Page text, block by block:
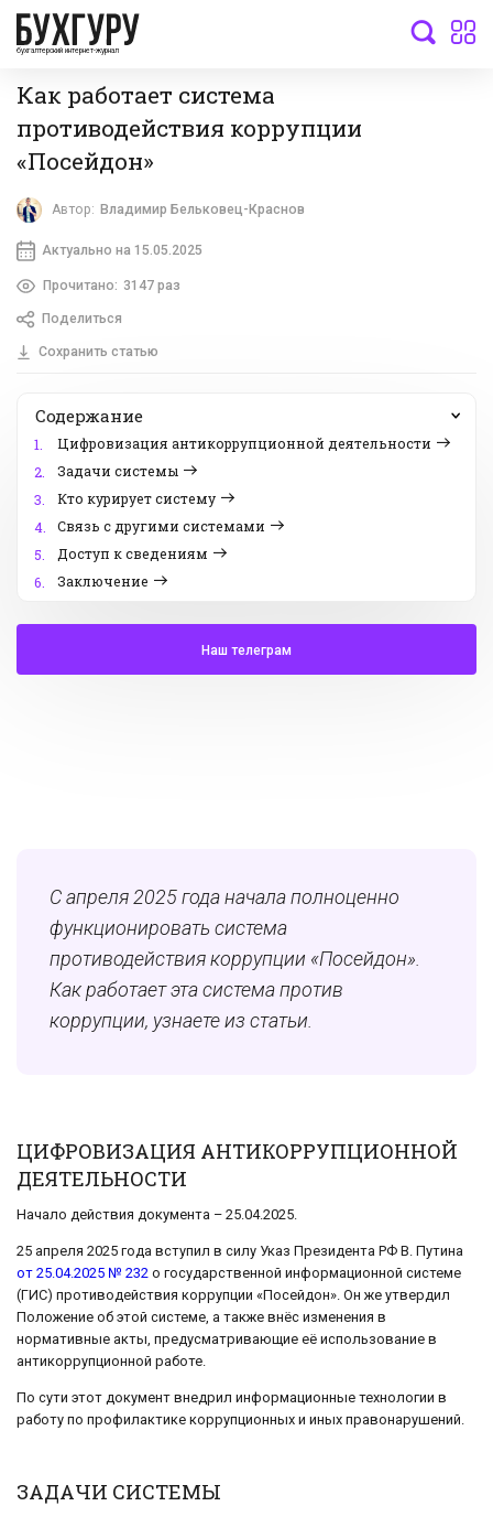
бухгалтерский интернет-журнал
Как работает система
противодействия коррупции
«Посейдон»
Автор: Владимир Бельковец-Краснов
Актуально на 15.05.2025
Прочитано: 3147 раз
Поделиться
Сохранить статью
Содержание
1.
Цифровизация антикоррупционной деятельности
2.
Задачи системы
3.
Кто курирует систему
4.
Связь с другими системами
5.
Доступ к сведениям
6.
Заключение
Наш телеграм
С апреля 2025 года начала полноценно
функционировать система
противодействия коррупции «Посейдон».
Как работает эта система против
коррупции, узнаете из статьи.
ЦИФРОВИЗАЦИЯ АНТИКОРРУПЦИОННОЙ
ДЕЯТЕЛЬНОСТИ
Начало действия документа – 25.04.2025.
25 апреля 2025 года вступил в силу Указ Президента РФ В. Путина
от 25.04.2025 № 232 о государственной информационной системе
(ГИС) противодействия коррупции «Посейдон». Он же утвердил
Положение об этой системе, а также внёс изменения в
нормативные акты, предусматривающие её использование в
антикоррупционной работе.
По сути этот документ внедрил информационные технологии в
работу по профилактике коррупционных и иных правонарушений.
ЗАДАЧИ СИСТЕМЫ